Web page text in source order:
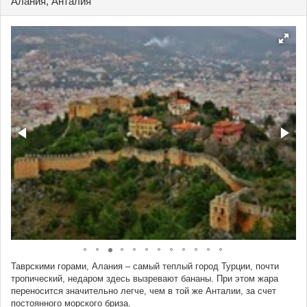
Таврскими горами, Алания – самый теплый город Турции, почти
тропический, недаром здесь вызревают бананы. При этом жара
переносится значительно легче, чем в той же Анталии, за счет
постоянного морского бриза.